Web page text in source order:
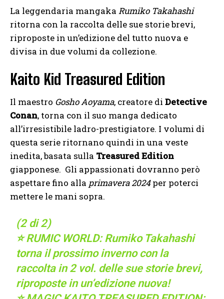
La leggendaria mangaka Rumiko Takahashi
ritorna con la raccolta delle sue storie brevi,
riproposte in un’edizione del tutto nuova e
divisa in due volumi da collezione.
Kaito Kid Treasured Edition
Il maestro Gosho Aoyama, creatore di Detective
Conan, torna con il suo manga dedicato
all’irresistibile ladro-prestigiatore. I volumi di
questa serie ritornano quindi in una veste
inedita, basata sulla Treasured Edition
giapponese. Gli appassionati dovranno però
aspettare fino alla primavera 2024per poterci
mettere le mani sopra.
(2 di 2)
⭐ RUMIC WORLD: Rumiko Takahashi
torna il prossimo inverno con la
raccolta in 2 vol. delle sue storie brevi,
riproposte in un’edizione nuova!